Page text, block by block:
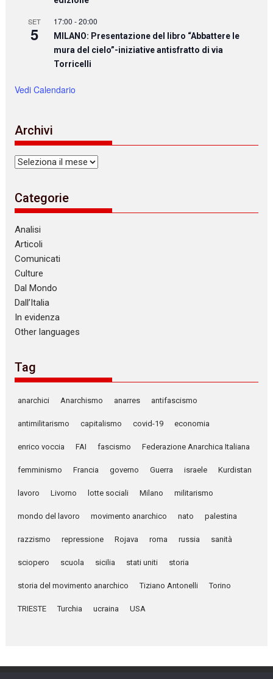
SET
5
17:00 -20:00
MILANO: Presentazione del libro “Abbattere le
mura del cielo”-iniziative antisfratto di via
Torricelli
Vedi Calendario
Archivi
Archivi
Categorie
Analisi
Articoli
Comunicati
Culture
Dal Mondo
Dall’Italia
In evidenza
Other languages
Tag
anarchici Anarchismo anarres antifascismo
antimilitarismo capitalismo covid-19 economia
enrico voccia FAI fascismo Federazione Anarchica Italiana
femminismo Francia governo Guerra israele Kurdistan
lavoro Livorno lotte sociali Milano militarismo
mondo del lavoro movimento anarchico nato palestina
razzismo repressione Rojava roma russia sanità
sciopero scuola sicilia stati uniti storia
storia del movimento anarchico Tiziano Antonelli Torino
TRIESTE Turchia ucraina USA